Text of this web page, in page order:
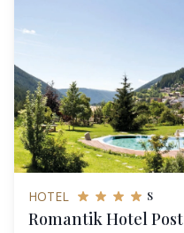
HOTEL s
Romantik Hotel Post